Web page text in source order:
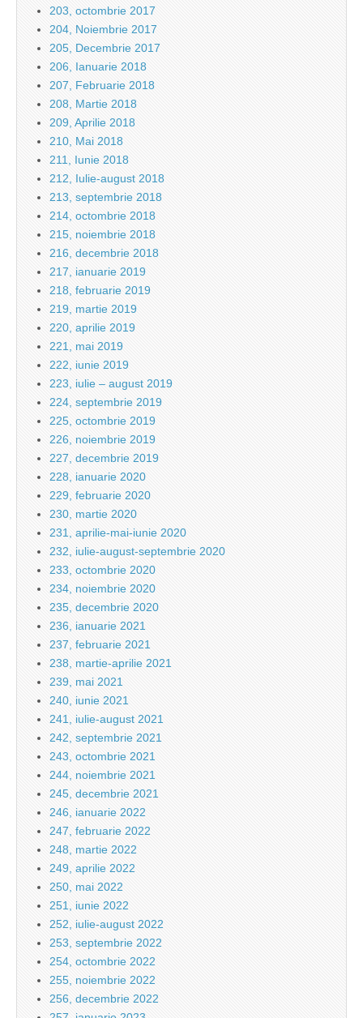
203, octombrie 2017
204, Noiembrie 2017
205, Decembrie 2017
206, Ianuarie 2018
207, Februarie 2018
208, Martie 2018
209, Aprilie 2018
210, Mai 2018
211, Iunie 2018
212, Iulie-august 2018
213, septembrie 2018
214, octombrie 2018
215, noiembrie 2018
216, decembrie 2018
217, ianuarie 2019
218, februarie 2019
219, martie 2019
220, aprilie 2019
221, mai 2019
222, iunie 2019
223, iulie – august 2019
224, septembrie 2019
225, octombrie 2019
226, noiembrie 2019
227, decembrie 2019
228, ianuarie 2020
229, februarie 2020
230, martie 2020
231, aprilie-mai-iunie 2020
232, iulie-august-septembrie 2020
233, octombrie 2020
234, noiembrie 2020
235, decembrie 2020
236, ianuarie 2021
237, februarie 2021
238, martie-aprilie 2021
239, mai 2021
240, iunie 2021
241, iulie-august 2021
242, septembrie 2021
243, octombrie 2021
244, noiembrie 2021
245, decembrie 2021
246, ianuarie 2022
247, februarie 2022
248, martie 2022
249, aprilie 2022
250, mai 2022
251, iunie 2022
252, iulie-august 2022
253, septembrie 2022
254, octombrie 2022
255, noiembrie 2022
256, decembrie 2022